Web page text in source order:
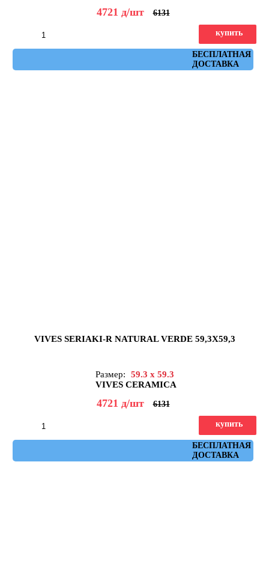
4721 д/шт 6131
БЕСПЛАТНАЯ
ДОСТАВКА
купить
Артикул: seriaki_r_natural_rojo_59,3x59,3
VIVES SERIAKI-R NATURAL VERDE 59,3X59,3
Размер:
59.3 x 59.3
VIVES CERAMICA
4721 д/шт 6131
БЕСПЛАТНАЯ
ДОСТАВКА
купить
Артикул: seriaki_r_natural_verde_59,3x59,3